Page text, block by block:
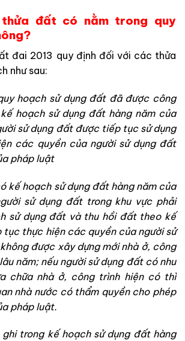
đất có nằm trong quy
đai 2013 quy định đối với các thửa
như sau:
hoạch sử dụng đất đã được công
hoạch sử dụng đất hàng năm của
sử dụng đất được tiếp tục sử dụng
các quyền của người sử dụng đất
pháp luật
kế hoạch sử dụng đất hàng năm của
sử dụng đất trong khu vực phải
sử dụng đất và thu hồi đất theo kế
thực hiện các quyền của người sử
được xây dựng mới nhà ở, công
năm; nếu người sử dụng đất có nhu
chữa nhà ở, công trình hiện có thì
nhà nước có thẩm quyền cho phép
pháp luật.
trong kế hoạch sử dụng đất hàng